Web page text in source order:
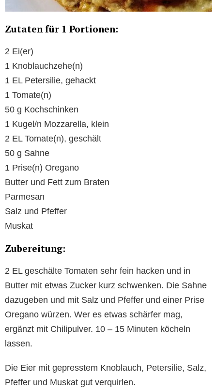
Zutaten für 1 Portionen:
2 Ei(er)
1 Knoblauchzehe(n)
1 EL Petersilie, gehackt
1 Tomate(n)
50 g Kochschinken
1 Kugel/n Mozzarella, klein
2 EL Tomate(n), geschält
50 g Sahne
1 Prise(n) Oregano
Butter und Fett zum Braten
Parmesan
Salz und Pfeffer
Muskat
Zubereitung:
2 EL geschälte Tomaten sehr fein hacken und in
Butter mit etwas Zucker kurz schwenken. Die Sahne
dazugeben und mit Salz und Pfeffer und einer Prise
Oregano würzen. Wer es etwas schärfer mag,
ergänzt mit Chilipulver. 10 – 15 Minuten köcheln
lassen.
Die Eier mit gepresstem Knoblauch, Petersilie, Salz,
Pfeffer und Muskat gut verquirlen.